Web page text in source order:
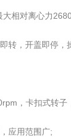
相对离心力
转，开盖即停，
，卡扣式转子
应用范围广;